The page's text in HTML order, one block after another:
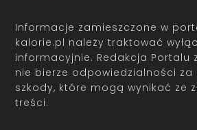
Informacje zamieszczone w
kalorie.pl należy traktować
informacyjnie. Redakcja Portalu
nie bierze odpowiedzialności za
szkody, które mogą wynikać ze
treści.